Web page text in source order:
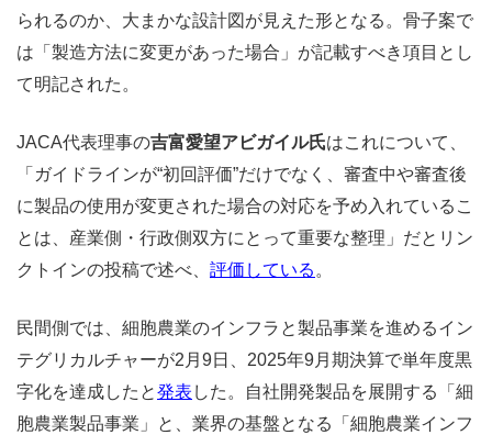
られるのか、大まかな設計図が見えた形となる。骨子案で
は「製造方法に変更があった場合」が記載すべき項目とし
て明記された。
JACA代表理事の吉富愛望アビガイル氏はこれについて、
「ガイドラインが“初回評価”だけでなく、審査中や審査後
に製品の使用が変更された場合の対応を予め入れているこ
とは、産業側・行政側双方にとって重要な整理」だとリン
クトインの投稿で述べ、 評価している 。
民間側では、細胞農業のインフラと製品事業を進めるイン
テグリカルチャーが2月9日、2025年9月期決算で単年度黒
字化を達成したと発表 した。自社開発製品を展開する「細
胞農業製品事業」と、業界の基盤となる「細胞農業インフ